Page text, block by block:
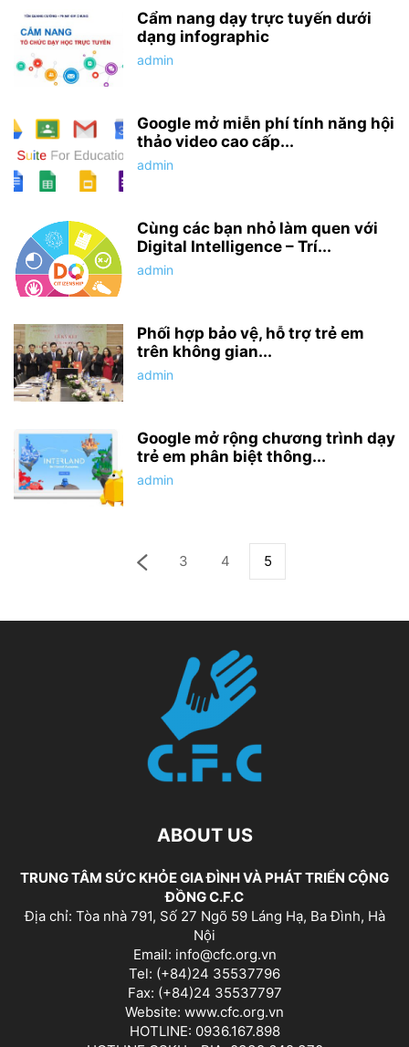
Cẩm nang dạy trực tuyến dưới
dạng infographic
admin
Google mở miễn phí tính năng hội
thảo video cao cấp...
admin
Cùng các bạn nhỏ làm quen với
Digital Intelligence – Trí...
admin
Phối hợp bảo vệ, hỗ trợ trẻ em
trên không gian...
admin
Google mở rộng chương trình dạy
trẻ em phân biệt thông...
admin
3 4 5
ABOUT US
TRUNG TÂM SỨC KHỎE GIA ĐÌNH VÀ PHÁT TRIỂN CỘNG
ĐỒNG C.F.C
Địa chỉ: Tòa nhà 791, Số 27 Ngõ 59 Láng Hạ, Ba Đình, Hà
Nội
Email: info@cfc.org.vn
Tel: (+84)24 35537796
Fax: (+84)24 35537797
Website: www.cfc.org.vn
HOTLINE: 0936.167.898